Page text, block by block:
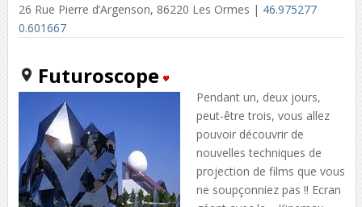
26 Rue Pierre d’Argenson, 86220 Les Ormes | 46.975277
0.601667
Futuroscope
Pendant un, deux jours,
peut-être trois, vous allez
pouvoir découvrir de
nouvelles techniques de
projection de films que vous
ne soupçonniez pas !! Ecran